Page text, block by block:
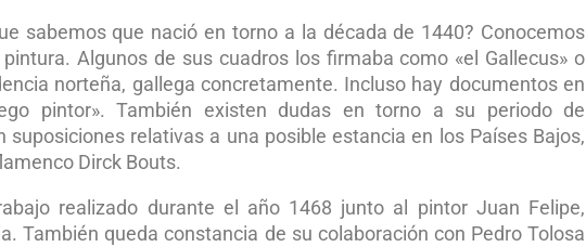
sabemos que nació en torno a la década de 1440? Conocemos
Algunos de sus cuadros los firmaba como «el Gallecus» o
norteña, gallega concretamente. Incluso hay documentos en
pintor». También existen dudas en torno a su periodo de
relativas a una posible estancia en los Países Bajos,
Dirck Bouts.
realizado durante el año 1468 junto al pintor Juan Felipe,
También queda constancia de su colaboración con Pedro Tolosa